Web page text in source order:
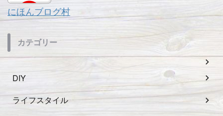
にほんブログ村
カテゴリー
DIY
ライフスタイル